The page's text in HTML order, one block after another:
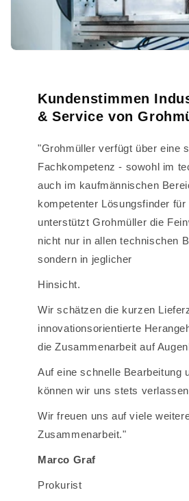
Kundenstimmen
& Service von
"Grohmüller verfügt über eine
Fachkompetenz - sowohl im
auch im kaufmännischen
kompetenter Lösungsfinder für
unterstützt Grohmüller die
nicht nur in allen technischen
sondern in jeglicher
Hinsicht.
Wir schätzen die kurzen
innovationsorientierte
die Zusammenarbeit auf
Auf eine schnelle Bearbeitung
können wir uns stets
Wir freuen uns auf viele
Zusammenarbeit."
Marco Graf
Prokurist